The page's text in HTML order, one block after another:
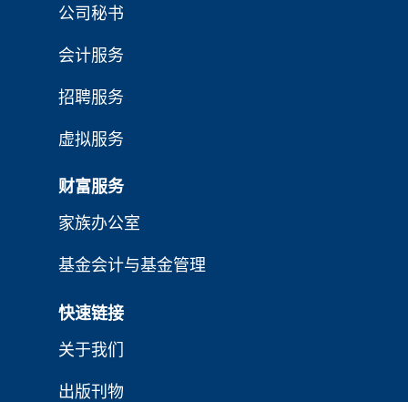
公司秘书
会计服务
招聘服务
虚拟服务
财富服务
家族办公室
基金会计与基金管理
快速链接
关于我们
出版刊物